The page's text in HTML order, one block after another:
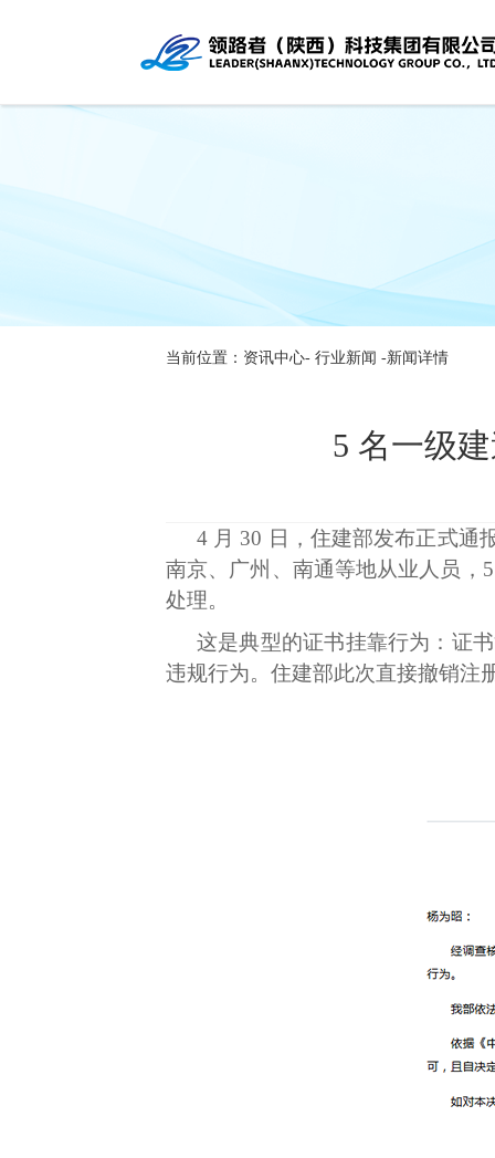
当前位置：资讯中心- 行业新闻 -新闻详情
5 名一级
4 月 30 日，住建部发布正式通
南京、广州、南通等地从业人员，
处理。
这是典型的证书挂靠行为：证
违规行为。住建部此次直接撤销注